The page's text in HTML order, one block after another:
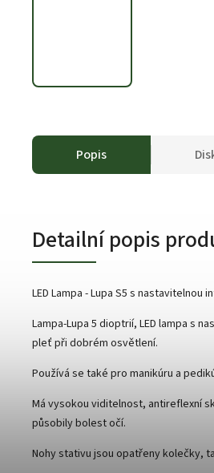
Popis
Detailní popis
LED Lampa - Lupa S5 s nastavitelnou
Lampa-Lupa 5 dioptrií, LED lampa s
pleť při dobrém osvětlení.
Používá se také pro manikúru a
Má vysokou viditelnost, antireflexní
působily bolest očí.
Nohy stativu jsou opatřeny kolečky,